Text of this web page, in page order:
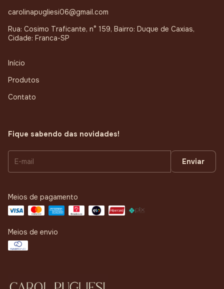
carolinapugliesi06@gmail.com
Rua: Cosimo Traficante, n° 159, Bairro: Duque de Caxias,
Cidade: Franca-SP
Início
Produtos
Contato
Fique sabendo das novidades!
Meios de pagamento
Meios de envio